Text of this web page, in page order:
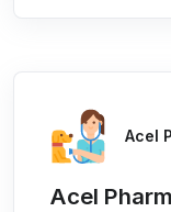
Acel
Acel